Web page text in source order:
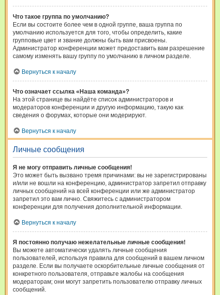
Что такое группа по умолчанию?
Если вы состоите более чем в одной группе, ваша группа по
умолчанию используется для того, чтобы определить, какие
групповые цвет и звание должны быть вам присвоены.
Администратор конференции может предоставить вам разрешение
самому изменять вашу группу по умолчанию в личном разделе.
Вернуться к началу
Что означает ссылка «Наша команда»?
На этой странице вы найдёте список администраторов и
модераторов конференции и другую информацию, такую как
сведения о форумах, которые они модерируют.
Вернуться к началу
Личные сообщения
Я не могу отправить личные сообщения!
Это может быть вызвано тремя причинами: вы не зарегистрированы
и/или не вошли на конференцию, администратор запретил отправку
личных сообщений на всей конференции или же администратор
запретил это вам лично. Свяжитесь с администратором
конференции для получения дополнительной информации.
Вернуться к началу
Я постоянно получаю нежелательные личные сообщения!
Вы можете автоматически удалять личные сообщения
пользователей, используя правила для сообщений в вашем личном
разделе. Если вы получаете оскорбительные личные сообщения от
конкретного пользователя, отправьте жалобы на сообщения
модераторам; они могут запретить пользователю отправку личных
сообщений.